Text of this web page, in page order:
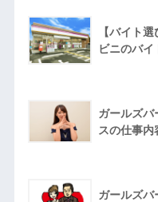
【バイト
ビニのバイ
ガールズバ
スの仕事内
ガールズバ